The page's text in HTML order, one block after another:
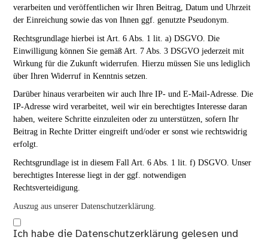
verarbeiten und veröffentlichen wir Ihren Beitrag, Datum und Uhrzeit
der Einreichung sowie das von Ihnen ggf. genutzte Pseudonym.
Rechtsgrundlage hierbei ist Art. 6 Abs. 1 lit. a) DSGVO. Die
Einwilligung können Sie gemäß Art. 7 Abs. 3 DSGVO jederzeit mit
Wirkung für die Zukunft widerrufen. Hierzu müssen Sie uns lediglich
über Ihren Widerruf in Kenntnis setzen.
Darüber hinaus verarbeiten wir auch Ihre IP- und E-Mail-Adresse. Die
IP-Adresse wird verarbeitet, weil wir ein berechtigtes Interesse daran
haben, weitere Schritte einzuleiten oder zu unterstützen, sofern Ihr
Beitrag in Rechte Dritter eingreift und/oder er sonst wie rechtswidrig
erfolgt.
Rechtsgrundlage ist in diesem Fall Art. 6 Abs. 1 lit. f) DSGVO. Unser
berechtigtes Interesse liegt in der ggf. notwendigen
Rechtsverteidigung.
Auszug aus unserer Datenschutzerklärung.
Ich habe die Datenschutzerklärung gelesen und